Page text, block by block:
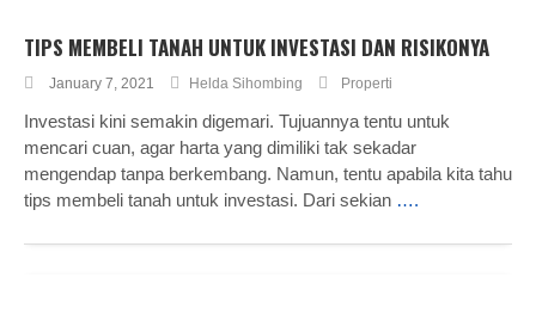
TIPS MEMBELI TANAH UNTUK INVESTASI DAN RISIKONYA
January 7, 2021 Helda Sihombing Properti
Investasi kini semakin digemari. Tujuannya tentu untuk
mencari cuan, agar harta yang dimiliki tak sekadar
mengendap tanpa berkembang. Namun, tentu apabila kita tahu
tips membeli tanah untuk investasi. Dari sekian ….